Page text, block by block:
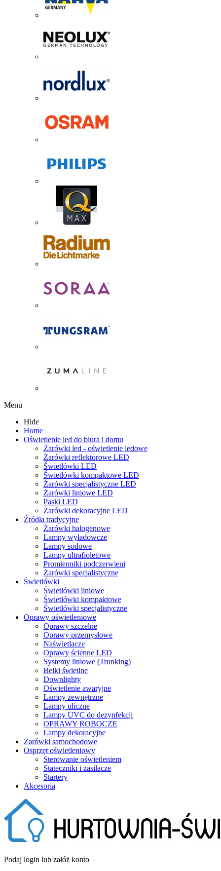
Menu
Hide
Home
Oświetlenie led do biura i domu
Żarówki led - oświetlenie ledowe
Żarówki reflektorowe LED
Świetlówki LED
Świetlówki kompaktowe LED
Żarówki specjalistyczne LED
Żarówki liniowe LED
Paski LED
Żarówki dekoracyjne LED
Źródła tradycyjne
Żarówki halogenowe
Lampy wyładowcze
Lampy sodowe
Lampy ultrafioletowe
Promienniki podczerwieni
Żarówki specjalistyczne
Świetlówki
Świetlówki liniowe
Świetlówki kompaktowe
Świetlówki specjalistyczne
Oprawy oświetleniowe
Oprawy szczelne
Oprawy przemysłowe
Naświetlacze
Oprawy ścienne LED
Systemy liniowe (Trunking)
Belki świetlne
Downlighty
Oświetlenie awaryjne
Lampy zewnętrzne
Lampy uliczne
Lampy UVC do dezynfekcji
OPRAWY ROBOCZE
Lampy dekoracyjne
Żarówki samochodowe
Osprzęt oświetleniowy
Sterowanie oświetleniem
Stateczniki i zasilacze
Startery
Akcesoria
Podaj login lub załóż konto